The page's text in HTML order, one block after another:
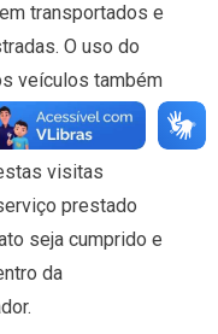
transportados e
O uso do
veículos também
visitas
prestado
seja cumprido e
da